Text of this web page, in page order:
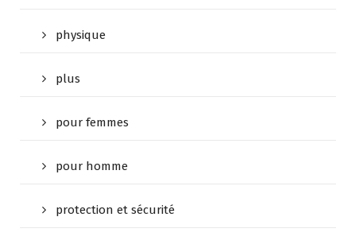
physique
plus
pour femmes
pour homme
protection et sécurité